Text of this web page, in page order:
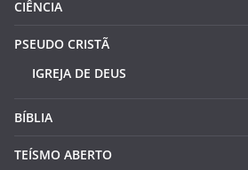
CIÊNCIA
PSEUDO CRISTÃ
IGREJA DE DEUS
BÍBLIA
TEÍSMO ABERTO